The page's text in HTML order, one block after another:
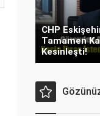
CHP
Tamamen
Kesinleşti!